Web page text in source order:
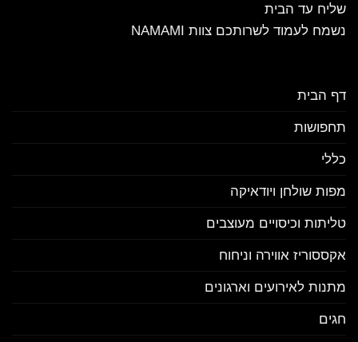
שליח עד הבית
נשמח לעמוד לשרותכם צוות NAMAMI
דף הבית
תחפושות
כללי
מפות שולחן ויודאיקה
טליתות וכיסויים מעוצבים
אקססוריז אווירה וניחוח
מתנות לאירועים וארגונים
חגים